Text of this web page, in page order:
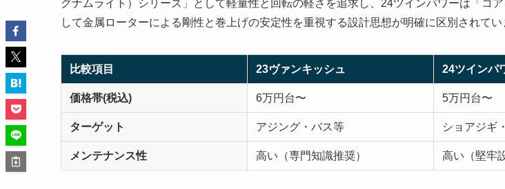
グナムライト）シリーズ」として軽量性と回転の軽さを追求し、24ツインパワーは「コ
して金属ローターによる剛性と巻上げの安定性を重視する設計思想が明確に区別されてい
比較項目 23ヴァンキッシュ 24ツインパ
価格帯(税込) 6万円台〜 5万円台〜
ターゲット アジング・バス等 ショアジギ
メンテナンス性 高い（専門知識推奨） 高い（堅牢